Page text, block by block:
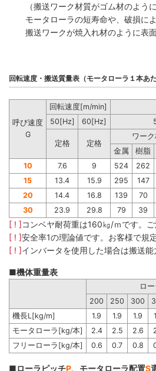
（搬送ワーク材質がゴム材のよう
モータローラの短寿命や、破損に
搬送ワークが焼入れ材のように表
回転速度・搬送質量表（モータローラ１本あた
呼び速度
G
回転速度[m/min]
50[Hz]
60[Hz]
定格 定格
ワー
金属
樹脂
10
7.6 9 524 262
15
13.4 15.9 295 147
20
14.4 16.8 139 70
30
23.9 29.8 79 39
[ ! ]コンベヤ耐荷重は160㎏/ｍです。
[ ! ]安全率1の理論値です。お客様で規
[ ! ]インバータを使用した場合は搬送能
■機体重量表
ロ
200
250 300
機長L[kg/m]
1.9 1.9 1.9
モータローラ[kg/本]
2.4 2.5 2.6
フリーローラ[kg/本]
0.6 0.7 0.8
■ローラピッチP、モータローラ配置S